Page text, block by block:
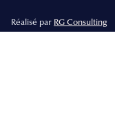
Réalisé par RG Consulting